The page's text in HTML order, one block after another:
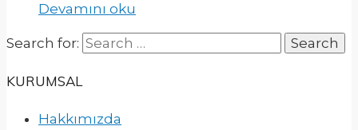
Devamını oku
Search for:
KURUMSAL
Hakkımızda